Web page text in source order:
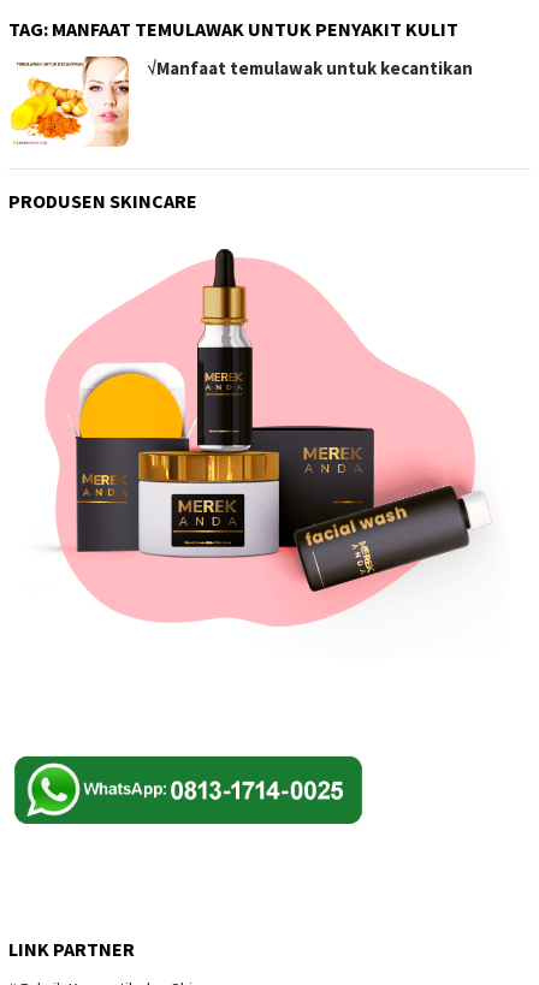
TAG: MANFAAT TEMULAWAK UNTUK PENYAKIT KULIT
√Manfaat temulawak untuk kecantikan
PRODUSEN SKINCARE
LINK PARTNER